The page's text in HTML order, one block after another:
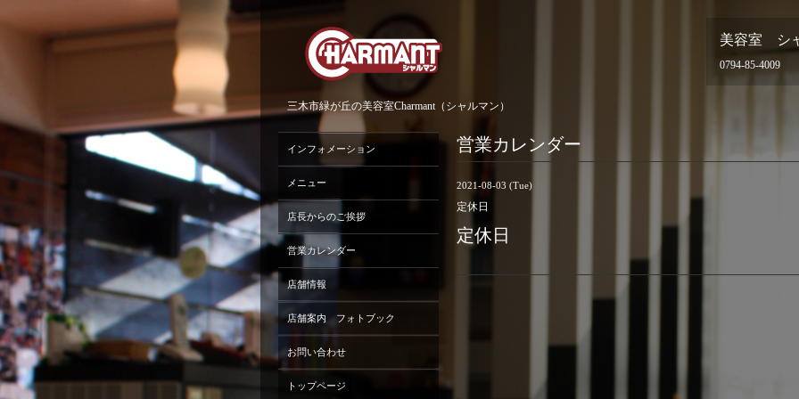
美容室 シ
0794-85-4009
三木市緑が丘の美容室Charmant（シャルマン）
営業カレンダー
2021-08-03 (Tue)
定休日
定休日
インフォメーション
メニュー
店長からのご挨拶
営業カレンダー
店舗情報
店舗案内 フォトブック
お問い合わせ
トップページ